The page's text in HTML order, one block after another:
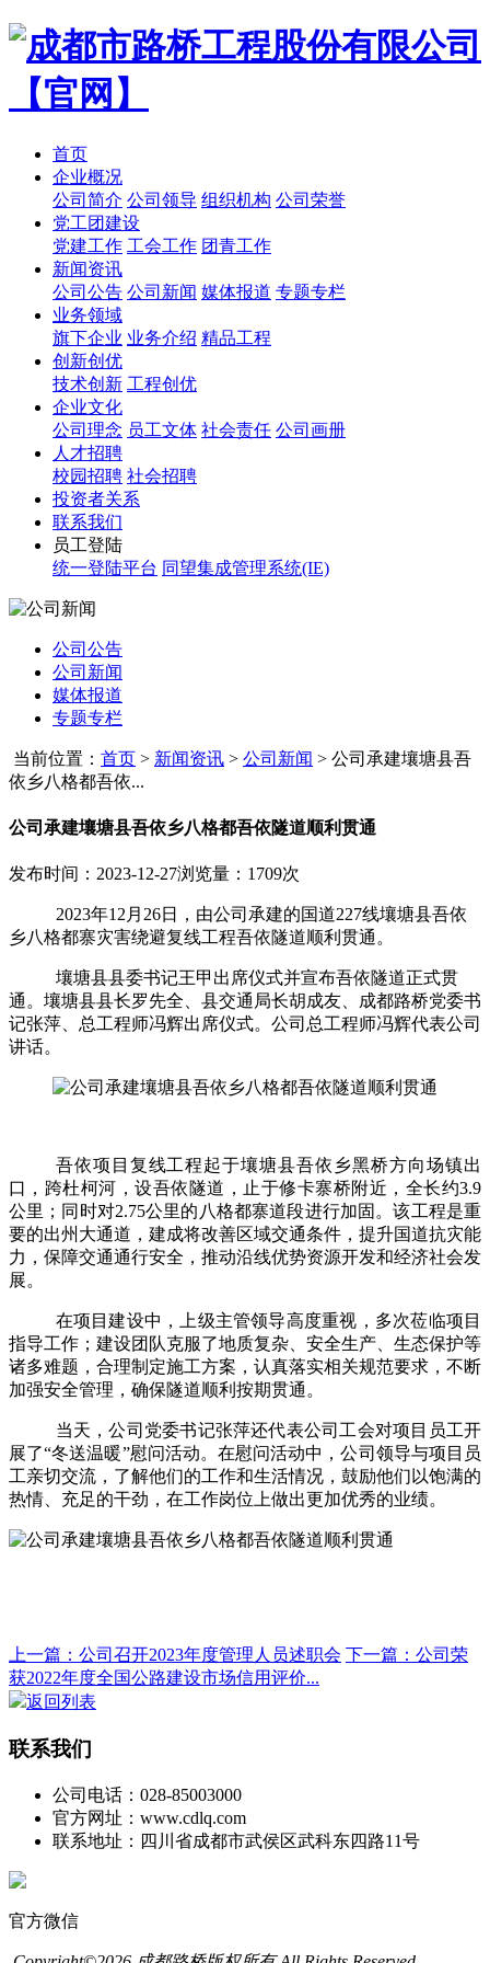
首页
企业概况
公司简介 公司领导 组织机构 公司荣誉
党工团建设
党建工作 工会工作 团青工作
新闻资讯
公司公告 公司新闻 媒体报道 专题专栏
业务领域
旗下企业 业务介绍 精品工程
创新创优
技术创新 工程创优
企业文化
公司理念 员工文体 社会责任 公司画册
人才招聘
校园招聘 社会招聘
投资者关系
联系我们
员工登陆
统一登陆平台 同望集成管理系统(IE)
公司公告
公司新闻
媒体报道
专题专栏
当前位置： 首页 > 新闻资讯 > 公司新闻 > 公司承建壤塘县吾
依乡八格都吾依...
公司承建壤塘县吾依乡八格都吾依隧道顺利贯通
发布时间：2023-12-27浏览量：1709次
2023年12月 26日，由公司承建的国道227线壤塘县吾依
乡八格都寨灾害绕避复线工程吾依隧道顺利贯通。
壤塘县县委书记王甲出席仪式并宣布吾依隧道正式贯
通。壤塘县县长罗先全、县交通局长胡成友、成都路桥党委书
记张萍、总工程师冯辉出席仪式。公司总工程师冯辉代表公司
讲话。
吾依项目复线工程起于壤塘县吾依乡黑桥方向场镇出
口，跨杜柯河，设吾依隧道，止于修卡寨桥附近，全长约3.9
公里；同时对2.75公里的八格都寨道段进行加固。该工程是重
要的出州大通道，建成将改善区域交通条件，提升国道抗灾能
力，保障交通通行安全，推动沿线优势资源开发和经济社会发
展。
在项目建设中，上级主管领导高度重视，多次莅临项目
指导工作；建设团队克服了地质复杂、安全生产、生态保护等
诸多难题，合理制定施工方案，认真落实相关规范要求，不断
加强安全管理，确保隧道顺利按期贯通。
当天，公司党委书记张萍还代表公司工会对项目员工开
展了“冬送温暖”慰问活动。在慰问活动中，公司领导与项目员
工亲切交流，了解他们的工作和生活情况，鼓励他们以饱满的
热情、充足的干劲，在工作岗位上做出更加优秀的业绩。
上一篇：公司召开2023年度管理人员述职会 下一篇：公司荣
获2022年度全国公路建设市场信用评价...
返回列表
联系我们
公司电话：028-85003000
官方网址：www.cdlq.com
联系地址：四川省成都市武侯区武科东四路11号
官方微信